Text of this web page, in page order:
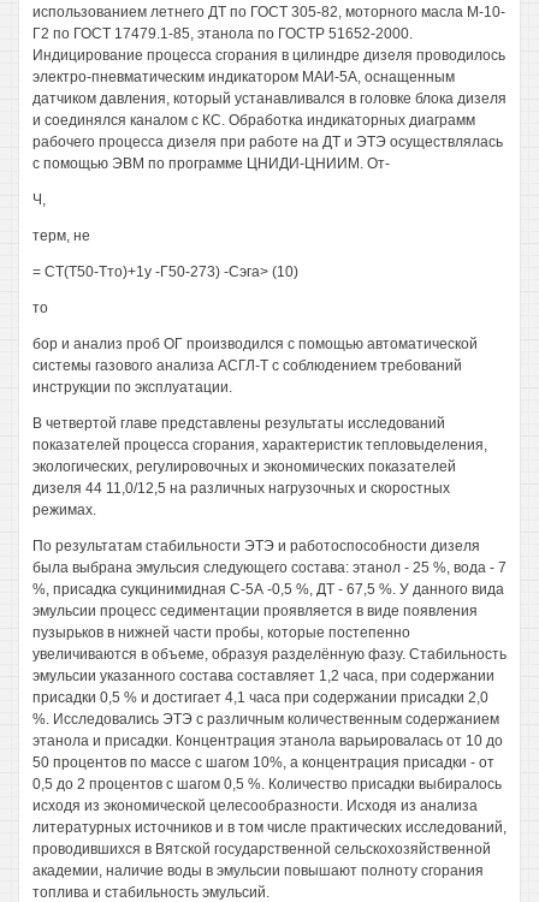
использованием летнего ДТ по ГОСТ 305-82, моторного масла М-10-
Г2 по ГОСТ 17479.1-85, этанола по ГОСТР 51652-2000.
Индицирование процесса сгорания в цилиндре дизеля проводилось
электро-пневматическим индикатором МАИ-5А, оснащенным
датчиком давления, который устанавливался в головке блока дизеля
и соединялся каналом с КС. Обработка индикаторных диаграмм
рабочего процесса дизеля при работе на ДТ и ЭТЭ осуществлялась
с помощью ЭВМ по программе ЦНИДИ-ЦНИИМ. От-
Ч,
терм, не
= СТ(Т50-Тто)+1у -Г50-273) -Сэга> (10)
то
бор и анализ проб ОГ производился с помощью автоматической
системы газового анализа АСГЛ-Т с соблюдением требований
инструкции по эксплуатации.
В четвертой главе представлены результаты исследований
показателей процесса сгорания, характеристик тепловыделения,
экологических, регулировочных и экономических показателей
дизеля 44 11,0/12,5 на различных нагрузочных и скоростных
режимах.
По результатам стабильности ЭТЭ и работоспособности дизеля
была выбрана эмульсия следующего состава: этанол - 25 %, вода - 7
%, присадка сукцинимидная С-5А -0,5 %, ДТ - 67,5 %. У данного вида
эмульсии процесс седиментации проявляется в виде появления
пузырьков в нижней части пробы, которые постепенно
увеличиваются в объеме, образуя разделённую фазу. Стабильность
эмульсии указанного состава составляет 1,2 часа, при содержании
присадки 0,5 % и достигает 4,1 часа при содержании присадки 2,0
%. Исследовались ЭТЭ с различным количественным содержанием
этанола и присадки. Концентрация этанола варьировалась от 10 до
50 процентов по массе с шагом 10%, а концентрация присадки - от
0,5 до 2 процентов с шагом 0,5 %. Количество присадки выбиралось
исходя из экономической целесообразности. Исходя из анализа
литературных источников и в том числе практических исследований,
проводившихся в Вятской государственной сельскохозяйственной
академии, наличие воды в эмульсии повышают полноту сгорания
топлива и стабильность эмульсий.